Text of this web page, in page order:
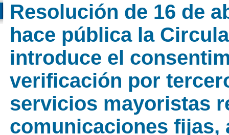
Resolución de 16 de
hace pública la
introduce el
verificación por
servicios mayoristas
comunicaciones fijas,